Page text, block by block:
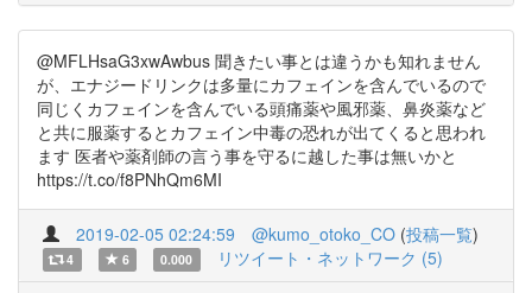
@MFLHsaG3xwAwbus 聞きたい事とは違うかも知れません
が、エナジードリンクは多量にカフェインを含んでいるので
同じくカフェインを含んでいる頭痛薬や風邪薬、鼻炎薬など
と共に服薬するとカフェイン中毒の恐れが出てくると思われ
ます 医者や薬剤師の言う事を守るに越した事は無いかと
https://t.co/f8PNhQm6MI
2019-02-05 02:24:59 @kumo_otoko_CO (投稿一覧)
4 6 0.000 リツイート・ネットワーク (5)